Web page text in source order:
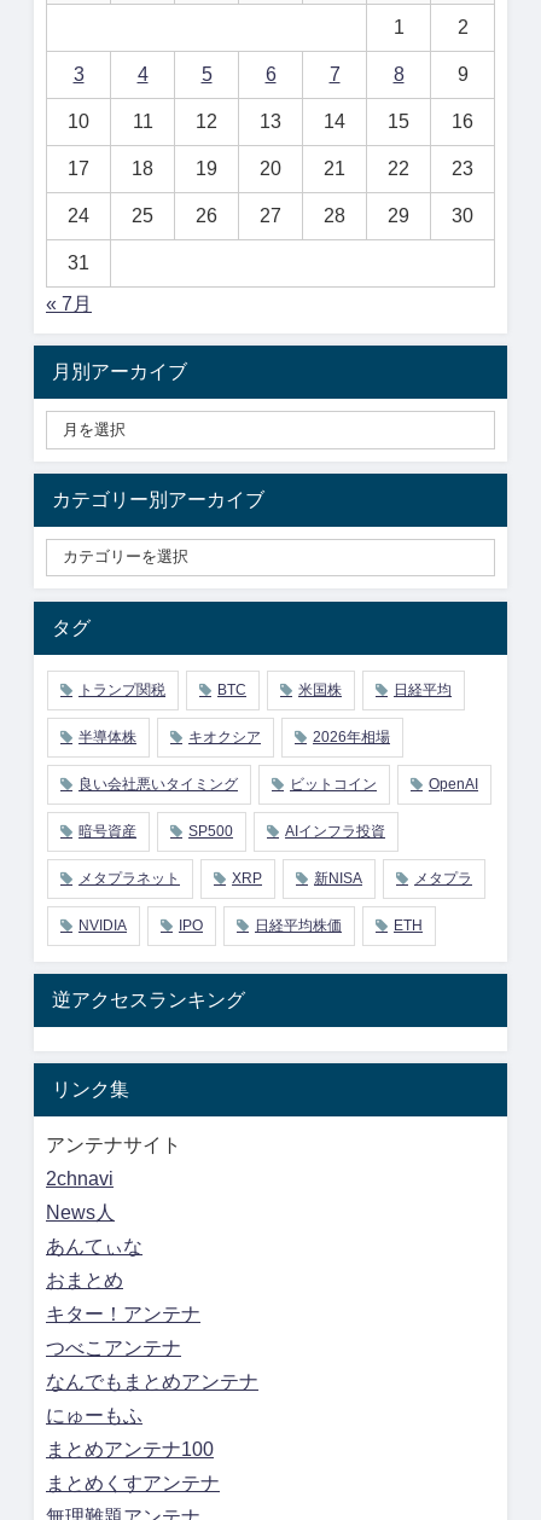
1 2
3 4 5 6 7 8 9
10 11 12 13 14 15 16
17 18 19 20 21 22 23
24 25 26 27 28 29 30
31
« 7月
月別アーカイブ
カテゴリー別アーカイブ
タグ
トランプ関税 BTC 米国株 日経平均
半導体株 キオクシア 2026年相場
良い会社悪いタイミング ビットコイン OpenAI
暗号資産 SP500 AIインフラ投資
メタプラネット XRP 新NISA メタプラ
NVIDIA IPO 日経平均株価 ETH
逆アクセスランキング
リンク集
アンテナサイト
2chnavi
News人
あんてぃな
おまとめ
キター！アンテナ
つべこアンテナ
なんでもまとめアンテナ
にゅーもふ
まとめアンテナ100
まとめくすアンテナ